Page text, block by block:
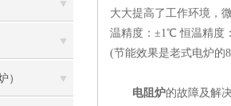
）
大大提高了工作环境，
温精度：±1℃ 恒温精度
(节能效果是老式电炉的
电阻炉的故障及解